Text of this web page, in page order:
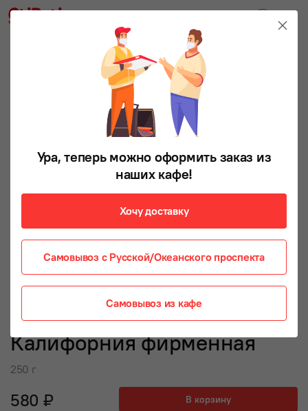
НАТУРАЛЬНЫЙ КРАБ
Калифорния фирменная
250 г
580 ₽ В корзину
Ура, теперь можно оформить заказ из
наших кафе!
Хочу доставку
Самовывоз с Русской/Океанского проспекта
Самовывоз из кафе